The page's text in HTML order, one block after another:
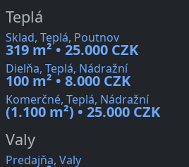
Teplá
Sklad, Teplá, Poutnov
319 m² • 25.000 CZK
Dielňa, Teplá, Nádražní
100 m² • 8.000 CZK
Komerčné, Teplá, Nádražní
(1.100 m²) • 25.000 CZK
Valy
Predajňa, Valy